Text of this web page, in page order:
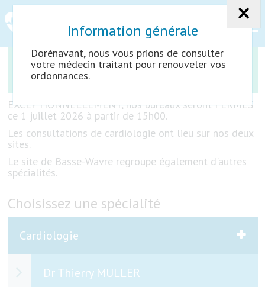
contenu
navigation
OTTIGNIES-LLN
menu
Navigation ACCUEIL
NOS CENTRES
INFOS PRATIQUES
Information générale
Dorénavant, nous vous prions de consulter
votre médecin traitant pour renouveler vos
ordonnances.
×
Contenu
principal
CONSULTATIONS
EXCEPTIONNELLEMENT, nos bureaux seront FERMES
ce 1 juillet 2026 à partir de 15h00.
Les consultations de cardiologie ont lieu sur nos deux
sites.
Le site de Basse-Wavre regroupe également d'autres
spécialités.
Choisissez une spécialité
Cardiologie
Cardiologie
Dr Thierry MULLER